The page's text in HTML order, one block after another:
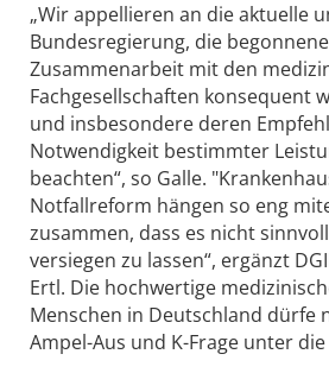
„Wir appellieren an die aktuelle
Bundesregierung, die
Zusammenarbeit mit den
Fachgesellschaften konsequent
und insbesondere deren
Notwendigkeit bestimmter
beachten“, so Galle.
Notfallreform hängen so eng
zusammen, dass es nicht
versiegen zu lassen“, ergänzt
Ertl. Die hochwertige
Menschen in Deutschland dürfe
Ampel-Aus und K-Frage unter